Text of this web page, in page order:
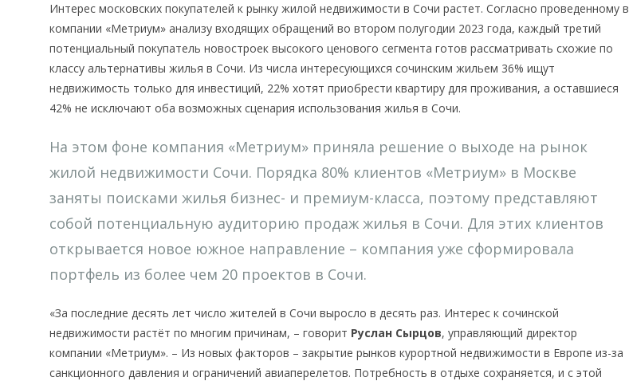
Интерес московских покупателей к рынку жилой недвижимости в Сочи растет. Согласно проведенному в
компании «Метриум» анализу входящих обращений во втором полугодии 2023 года, каждый третий
потенциальный покупатель новостроек высокого ценового сегмента готов рассматривать схожие по
классу альтернативы жилья в Сочи. Из числа интересующихся сочинским жильем 36% ищут
недвижимость только для инвестиций, 22% хотят приобрести квартиру для проживания, а оставшиеся
42% не исключают оба возможных сценария использования жилья в Сочи.
На этом фоне компания «Метриум» приняла решение о выходе на рынок
жилой недвижимости Сочи. Порядка 80% клиентов «Метриум» в Москве
заняты поисками жилья бизнес- и премиум-класса, поэтому представляют
собой потенциальную аудиторию продаж жилья в Сочи. Для этих клиентов
открывается новое южное направление – компания уже сформировала
портфель из более чем 20 проектов в Сочи.
«За последние десять лет число жителей в Сочи выросло в десять раз. Интерес к сочинской
недвижимости растёт по многим причинам, – говорит Руслан Сырцов, управляющий директор
компании «Метриум». – Из новых факторов – закрытие рынков курортной недвижимости в Европе из-за
санкционного давления и ограничений авиаперелетов. Потребность в отдыхе сохраняется, и с этой